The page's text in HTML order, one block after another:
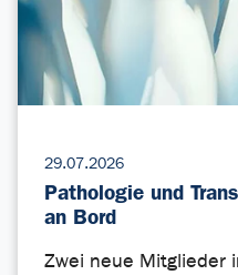
29.07.2026
Pathologie und
an Bord
Zwei neue Mitglieder